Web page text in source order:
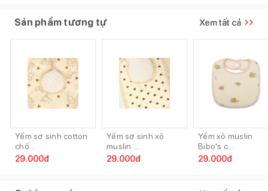
Sản phẩm tương tự Xem tất cả
Yếm sơ sinh cotton
chố...
29.000đ
Yếm sơ sinh xô
muslin ...
29.000đ
Yếm xô muslin
Bibo's c...
29.000đ